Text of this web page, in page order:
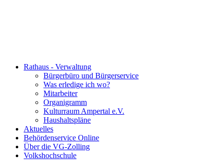
Rathaus - Verwaltung
Bürgerbüro und Bürgerservice
Was erledige ich wo?
Mitarbeiter
Organigramm
Kulturraum Ampertal e.V.
Haushaltspläne
Aktuelles
Behördenservice Online
Über die VG-Zolling
Volkshochschule